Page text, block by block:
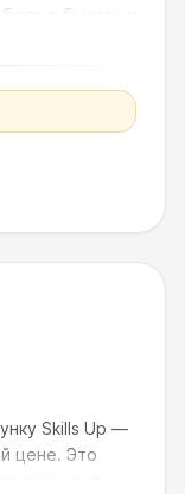
в быстрых
быстро
Skills Up —
цене. Это